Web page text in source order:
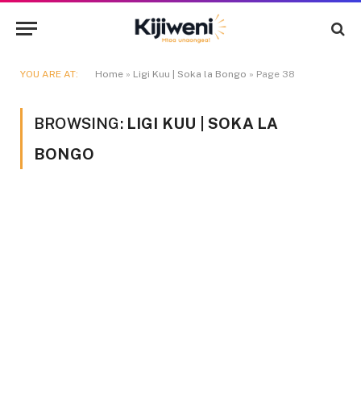
YOU ARE AT: Home » Ligi Kuu | Soka la Bongo » Page 38
BROWSING: LIGI KUU | SOKA LA
BONGO